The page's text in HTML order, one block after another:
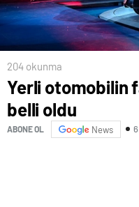
204 okunma
Yerli otomobilin
belli oldu
ABONE OL News